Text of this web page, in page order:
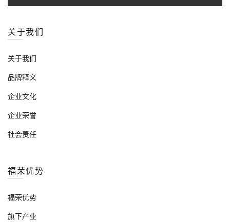
关于我们
关于我们
品牌释义
企业文化
企业荣誉
社会责任
福荣优势
福荣优势
旗下产业